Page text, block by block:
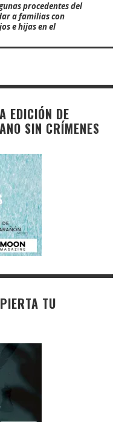
procedentes del
a familias con
e hijas en el
EDICIÓN DE
SIN CRÍMENES
TU